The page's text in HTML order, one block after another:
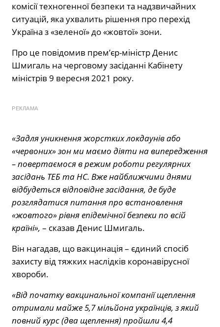
комісії техногенної безпеки та надзвичайних
ситуацій, яка ухвалить рішення про перехід
Україна з «зеленої» до «жовтої» зони.
Про це повідомив прем’єр-міністр Денис
Шмигаль на черговому засіданні Кабінету
міністрів 9 вересня 2021 року.
РЕКЛАМА
«Задля уникнення жорстких локдаунів або
«червоних» зон ми маємо діяти на випередження
– повертаємося в режим роботи регулярних
засідань ТЕБ та НС. Вже найближчими днями
відбудеться відповідне засідання, де буде
розглядатися питання про встановлення
«жовтого» рівня епідемічної безпеки по всій
країні», – сказав Денис Шмигаль.
Він нагадав, що вакцинація – єдиний спосіб
захисту від тяжких наслідків коронавірусної
хвороби.
«Від початку вакцинальної компанії щеплення
отримали майже 5,7 мільйона українців, з який
повний курс (два щеплення) пройшли 4,4